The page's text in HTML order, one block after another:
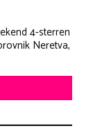
4-sterren
Neretva,